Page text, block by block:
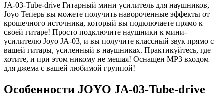
JA-03-Tube-drive Гитарный мини усилитель для наушников,
Joyo Теперь вы можете получить навороченные эффекты от
крошечного источника, который вы подключаете прямо к
своей гитаре! Просто подключите наушники к мини-
усилителю Joyo JA-03, и вы получите классный звук прямо с
вашей гитары, усиленный в наушниках. Практикуйтесь, где
хотите, и при этом никому не мешая! Оснащен MP3 входом
для джема с вашей любимой группой!
Особенности JOYO JA-03-Tube-drive